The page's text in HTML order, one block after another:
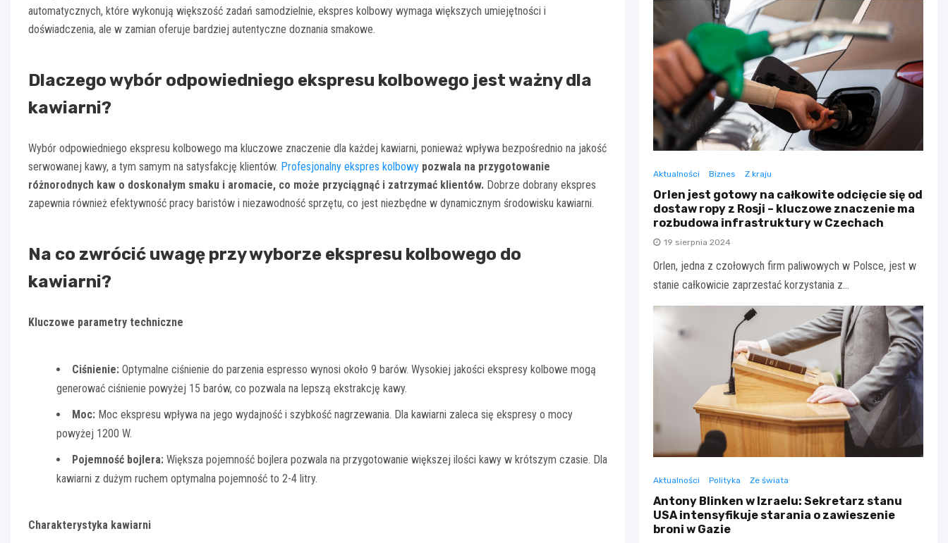
automatycznych, które wykonują większość zadań samodzielnie, ekspres kolbowy wymaga większych umiejętności i
doświadczenia, ale w zamian oferuje bardziej autentyczne doznania smakowe.
Dlaczego wybór odpowiedniego ekspresu kolbowego jest ważny dla
kawiarni?
Wybór odpowiedniego ekspresu kolbowego ma kluczowe znaczenie dla każdej kawiarni, ponieważ wpływa bezpośrednio na jakość
serwowanej kawy, a tym samym na satysfakcję klientów. Profesjonalny ekspres kolbowy pozwala na przygotowanie
różnorodnych kaw o doskonałym smaku i aromacie, co może przyciągnąć i zatrzymać klientów. Dobrze dobrany ekspres
zapewnia również efektywność pracy baristów i niezawodność sprzętu, co jest niezbędne w dynamicznym środowisku kawiarni.
Na co zwrócić uwagę przy wyborze ekspresu kolbowego do
kawiarni?
Kluczowe parametry techniczne
Ciśnienie: Optymalne ciśnienie do parzenia espresso wynosi około 9 barów. Wysokiej jakości ekspresy kolbowe mogą
generować ciśnienie powyżej 15 barów, co pozwala na lepszą ekstrakcję kawy.
Moc: Moc ekspresu wpływa na jego wydajność i szybkość nagrzewania. Dla kawiarni zaleca się ekspresy o mocy
powyżej 1200 W.
Pojemność bojlera: Większa pojemność bojlera pozwala na przygotowanie większej ilości kawy w krótszym czasie. Dla
kawiarni z dużym ruchem optymalna pojemność to 2-4 litry.
Charakterystyka kawiarni
Aktualności Biznes Z kraju
Orlen jest gotowy na całkowite odcięcie się od
dostaw ropy z Rosji – kluczowe znaczenie ma
rozbudowa infrastruktury w Czechach
19 sierpnia 2024
Orlen, jedna z czołowych firm paliwowych w Polsce, jest w
stanie całkowicie zaprzestać korzystania z…
Aktualności Polityka Ze świata
Antony Blinken w Izraelu: Sekretarz stanu
USA intensyfikuje starania o zawieszenie
broni w Gazie